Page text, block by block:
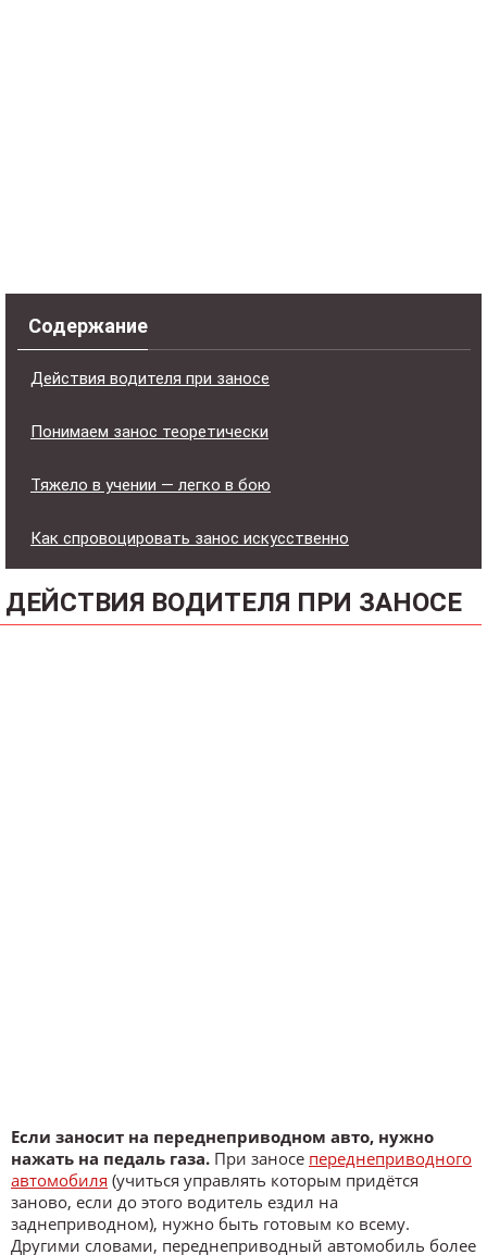
Содержание
Действия водителя при заносе
Понимаем занос теоретически
Тяжело в учении — легко в бою
Как спровоцировать занос искусственно
ДЕЙСТВИЯ ВОДИТЕЛЯ ПРИ ЗАНОСЕ
Если заносит на переднеприводном авто, нужно
нажать на педаль газа. При заносе переднеприводного
автомобиля (учиться управлять которым придётся
заново, если до этого водитель ездил на
заднеприводном), нужно быть готовым ко всему.
Другими словами, переднеприводный автомобиль более